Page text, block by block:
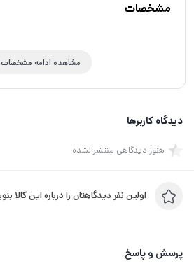
مشخصات
مشاهده ادامه مشخصات
دیدگاه کاربرها
هنوز دیدگاهی منتشر نشده
اولین نفر دیدگاهتان را درباره این کالا
پرسش و پاسخ